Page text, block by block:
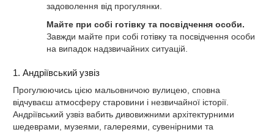
задоволення від прогулянки.
Майте при собі готівку та посвідчення особи.
Завжди майте при собі готівку та посвідчення особи
на випадок надзвичайних ситуацій.
1. Андріївський узвіз
Прогулюючись цією мальовничою вулицею, сповна
відчуваєш атмосферу старовини і незвичайної історії.
Андріївський узвіз вабить дивовижними архітектурними
шедеврами, музеями, галереями, сувенірними та